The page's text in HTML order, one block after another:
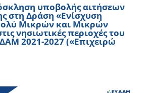
υποβολής αιτήσεων
στη Δράση «Ενίσχυση
Μικρών και Μικρών
νησιωτικές περιοχές του
2021-2027 («Επιχειρώ